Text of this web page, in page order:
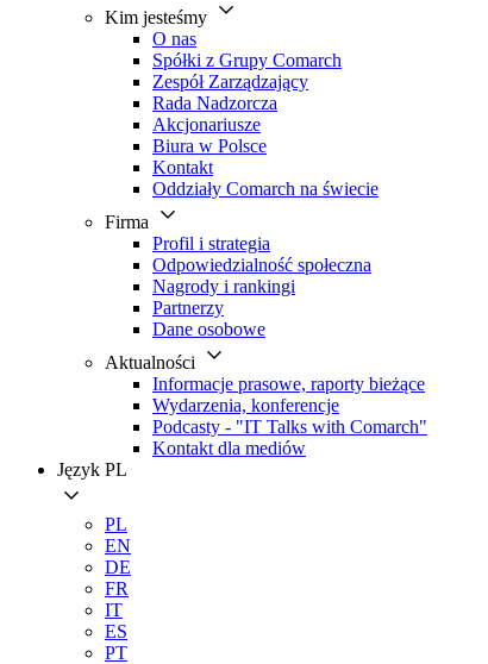
Kim jesteśmy
O nas
Spółki z Grupy Comarch
Zespół Zarządzający
Rada Nadzorcza
Akcjonariusze
Biura w Polsce
Kontakt
Oddziały Comarch na świecie
Firma
Profil i strategia
Odpowiedzialność społeczna
Nagrody i rankingi
Partnerzy
Dane osobowe
Aktualności
Informacje prasowe, raporty bieżące
Wydarzenia, konferencje
Podcasty - "IT Talks with Comarch"
Kontakt dla mediów
Język PL
PL
EN
DE
FR
IT
ES
PT